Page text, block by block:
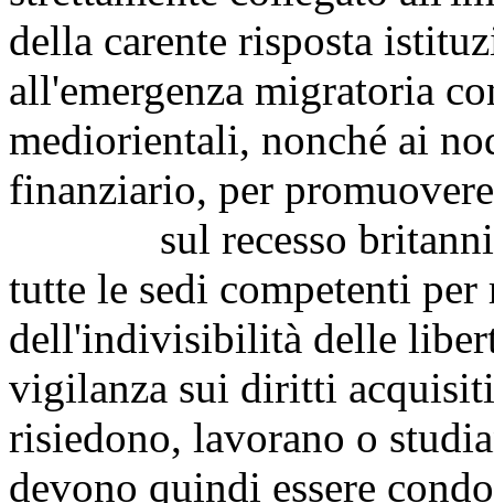
della carente risposta
all'emergenza migratoria
mediorientali, nonché ai
finanziario, per
sul recesso britannico
tutte le sedi competenti
dell'indivisibilità delle
vigilanza sui diritti
risiedono, lavorano o
devono quindi essere